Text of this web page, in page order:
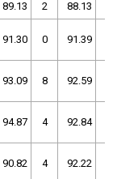
89.13 2 88.13
91.30 0 91.39
93.09 8 92.59
94.87 4 92.84
90.82 4 92.22